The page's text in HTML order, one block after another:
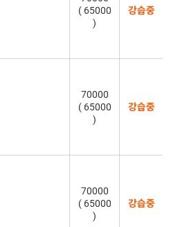
( 65000
)
강습중
70000
( 65000
)
강습중
70000
( 65000
)
강습중